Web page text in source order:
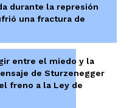
durante la represión
una fractura de
entre el miedo y la
de Sturzenegger
freno a la Ley de